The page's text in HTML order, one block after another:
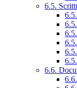
6.5.
6.6.